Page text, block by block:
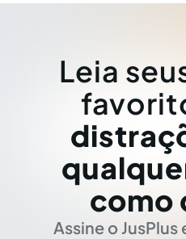
Leia
como
Assine o